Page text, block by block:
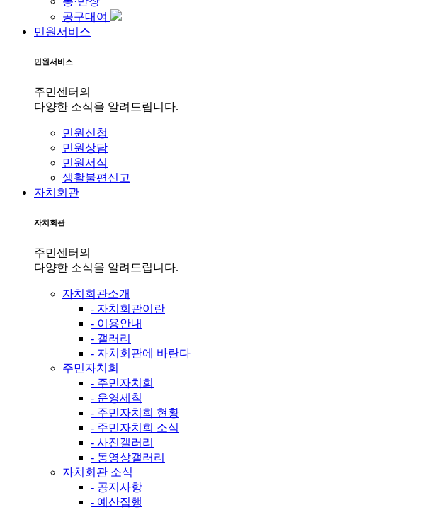
공구대여
민원서비스
민원서비스
주민센터의
다양한 소식을 알려드립니다.
민원신청
민원상담
민원서식
생활불편신고
자치회관
자치회관
주민센터의
다양한 소식을 알려드립니다.
자치회관소개
- 자치회관이란
- 이용안내
- 갤러리
- 자치회관에 바란다
주민자치회
- 주민자치회
- 운영세칙
- 주민자치회 현황
- 주민자치회 소식
- 사진갤러리
- 동영상갤러리
자치회관 소식
- 공지사항
- 예산집행